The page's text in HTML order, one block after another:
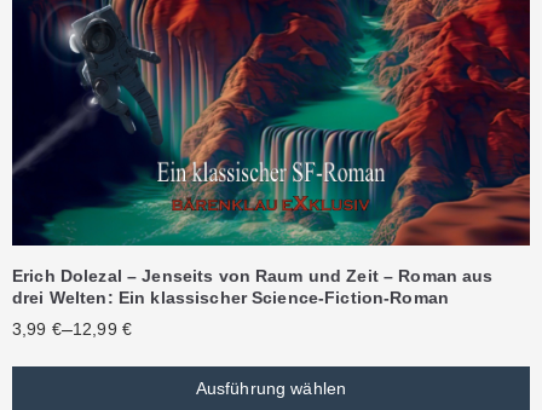
Erich Dolezal – Jenseits von Raum und Zeit – Roman aus
drei Welten: Ein klassischer Science-Fiction-Roman
3,99 €–12,99 €
Ausführung wählen